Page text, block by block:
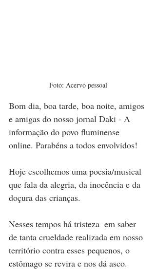
Foto: Acervo pessoal
Bom dia, boa tarde, boa noite, amigos
e amigas do nosso jornal Daki - A
informação do povo fluminense
online. Parabéns a todos envolvidos!
Hoje escolhemos uma poesia/musical
que fala da alegria, da inocência e da
doçura das crianças.
Nesses tempos há tristeza  em saber
de tanta crueldade realizada em nosso
território contra esses pequenos, o
estômago se revira e nos dá asco.